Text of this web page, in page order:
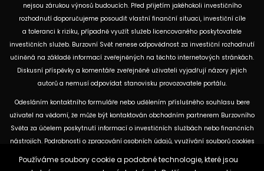
nejsou zárukou výnosů budoucích. Před přijetím jakéhokoli investičního
rozhodnutí doporučujeme posoudit vlastní finanční situaci, investiční cíle
a toleranci k riziku, případně využít služeb licencovaného poskytovatele
investičních služeb. Burzovní Svět nenese odpovědnost za investiční rozhodnutí
učiněná na základě informací zveřejněných na těchto internetových stránkách.
Diskusní příspěvky a komentáře zveřejněné uživateli vyjadřují názory jejich
autorů a nemusí odpovídat stanovisku provozovatele portálu.
Odesláním kontaktního formuláře nebo udělením příslušného souhlasu bere
uživatel na vědomí, že může být kontaktován obchodním partnerem Burzovního
Světa za účelem poskytnutí informací o investičních službách nebo finančních
nástrojích. Podrobnosti o zpracování osobních údajů, využívání souborů cookies
Používáme soubory cookie a podobné technologie, které jsou